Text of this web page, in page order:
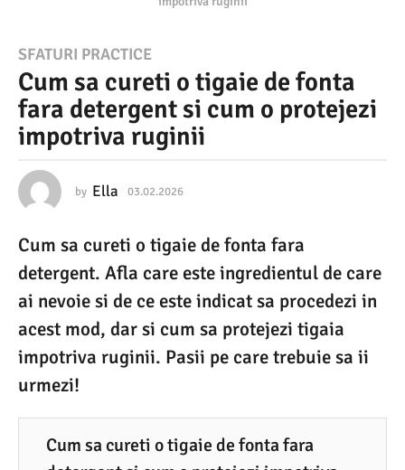
0
3
.
0
.
0
2
6
0
3
.
0
SFATURI PRACTICE
Cum sa cureti o tigaie de fonta
fara detergent si cum o protejezi
impotriva ruginii
by Ella 03.02.2026
0
.
2
0
2
Cum sa cureti o tigaie de fonta fara
detergent. Afla care este ingredientul de care
ai nevoie si de ce este indicat sa procedezi in
acest mod, dar si cum sa protejezi tigaia
impotriva ruginii. Pasii pe care trebuie sa ii
urmezi!
Cum sa cureti o tigaie de fonta fara